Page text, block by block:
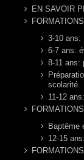
EN SAVOIR
3-10 ans:
6-7 ans:
8-11 ans:
scolarité
11-12
Baptême
12-15